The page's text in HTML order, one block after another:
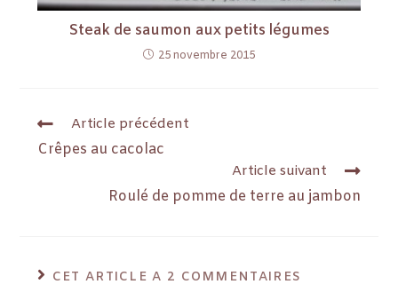
Steak de saumon aux petits légumes
25 novembre 2015
Article précédent
Crêpes au cacolac
Article suivant
Roulé de pomme de terre au jambon
CET ARTICLE A 2 COMMENTAIRES